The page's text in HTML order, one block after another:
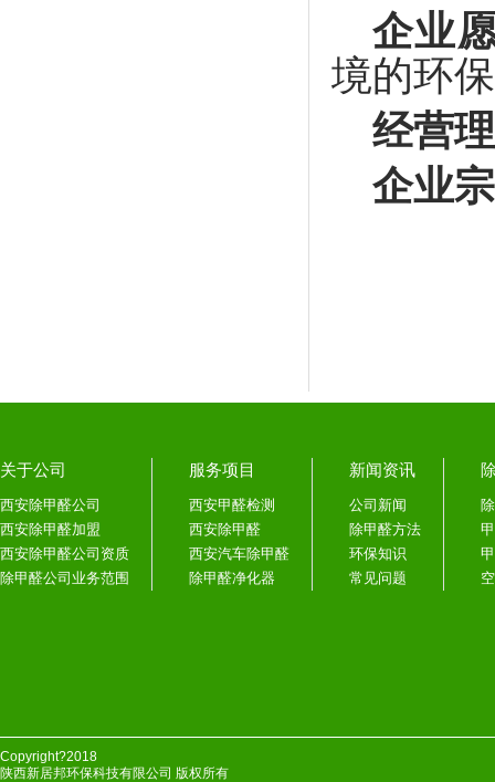
企业
境的环
经营
企业
关于公司
西安除甲醛公司
西安除甲醛加盟
西安除甲醛公司资质
除甲醛公司业务范围
服务项目
西安甲醛检测
西安除甲醛
西安汽车除甲醛
除甲醛净化器
新闻资讯
公司新闻
除甲醛方法
环保知识
常见问题
Copyright?2018
陕西新居邦环保科技有限公司 版权所有